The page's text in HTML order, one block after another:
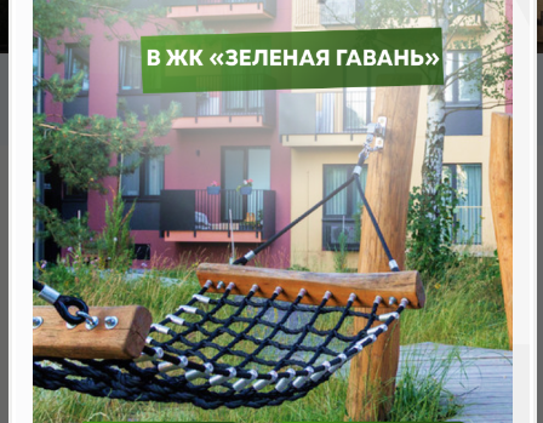
Главная
База новостроек Минска
Бизнес-апартаменты "Минск Мир"
24.2.5 Вега квартал Звездный
24.2.5 Вега квартал Звездный
от 0 BYN (0 USD)
Минск, Октябрьский, ул. Старый Аэропорт
метро «Ковальская Слобода», 440 м